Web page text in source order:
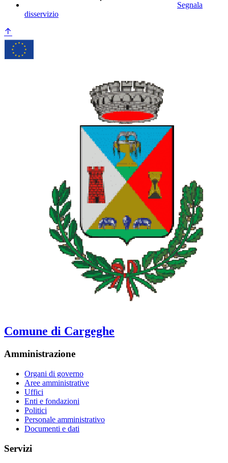
Segnala
disservizio
Comune di Cargeghe
Amministrazione
Organi di governo
Aree amministrative
Uffici
Enti e fondazioni
Politici
Personale amministrativo
Documenti e dati
Servizi